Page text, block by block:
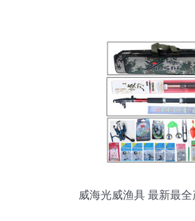
威海光威渔具 最新最